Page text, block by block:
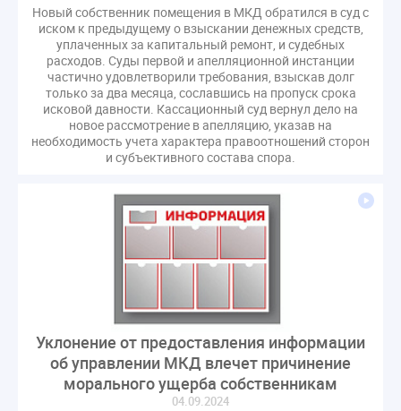
Новый собственник помещения в МКД обратился в суд с
иском к предыдущему о взыскании денежных средств,
уплаченных за капитальный ремонт, и судебных
расходов. Суды первой и апелляционной инстанции
частично удовлетворили требования, взыскав долг
только за два месяца, сославшись на пропуск срока
исковой давности. Кассационный суд вернул дело на
новое рассмотрение в апелляцию, указав на
необходимость учета характера правоотношений сторон
и субъективного состава спора.
Уклонение от предоставления информации
об управлении МКД влечет причинение
морального ущерба собственникам
04.09.2024